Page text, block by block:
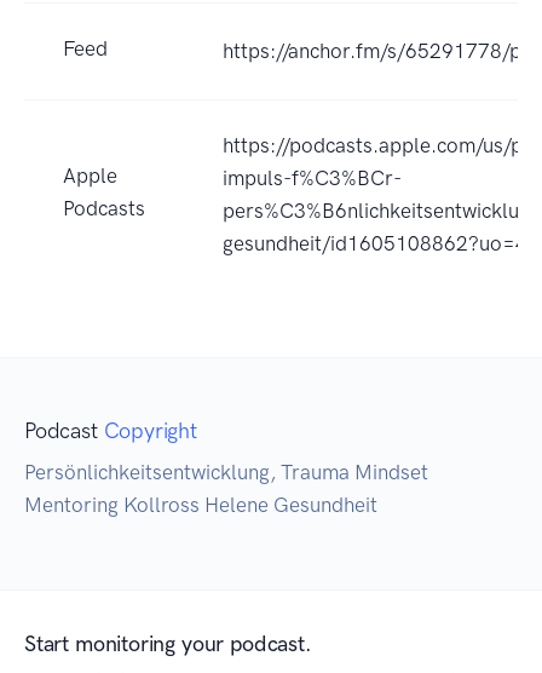
Feed https://anchor.fm/s/65291778/
Apple
Podcasts
https://podcasts.apple.com/us/
impuls-f%C3%BCr-
gesundheit/id1605108862?uo=4
Podcast Copyright
Persönlichkeitsentwicklung, Trauma Mindset
Mentoring Kollross Helene Gesundheit
Start monitoring your podcast.